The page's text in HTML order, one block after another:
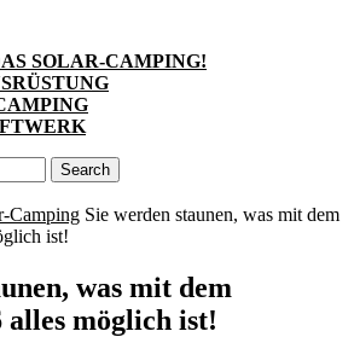
SOLAR-CAMPING!
Camping Sie werden staunen, was mit dem
ist!
was mit dem
alles möglich ist!